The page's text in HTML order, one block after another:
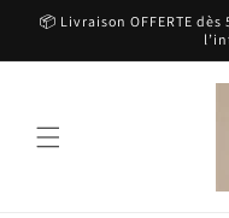
passer
📦 Livraison OFFERTE dès